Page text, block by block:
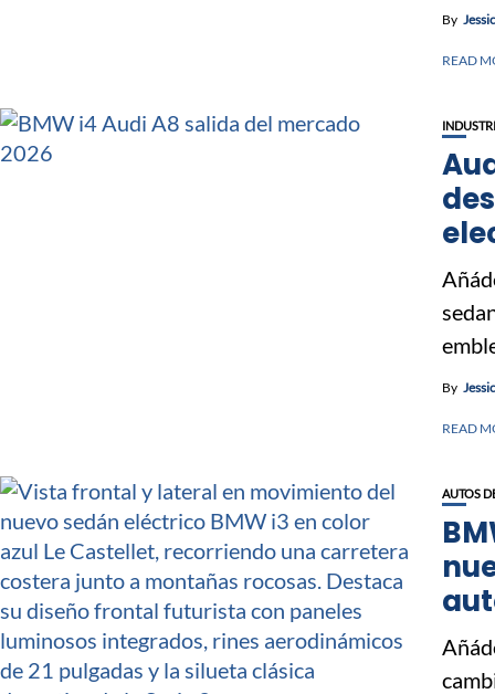
By
READ
By
READ
AUTOS